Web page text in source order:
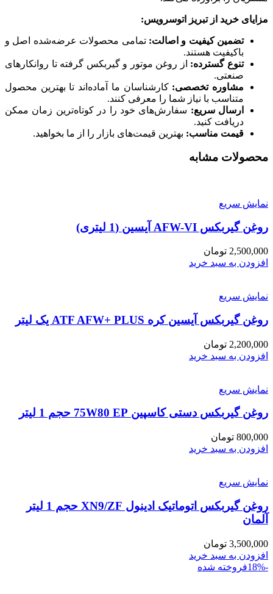
مزایای خرید از تبریز اتوسرویس:
تضمین کیفیت و اصالت: تمامی محصولات عرضه‌شده اصل و
باکیفیت هستند.
تنوع گسترده: از روغن موتور و گیربکس گرفته تا روانکارهای
صنعتی.
مشاوره تخصصی: کارشناسان ما آماده‌اند تا بهترین محصول
متناسب با نیاز شما را معرفی کنند.
ارسال سریع: سفارش‌های خود را در کوتاه‌ترین زمان ممکن
دریافت کنید.
قیمت مناسب: بهترین قیمت‌های بازار را از ما بخواهید.
محصولات مشابه
نمایش سریع
روغن گیربکس AFW-VI آیسین (1 لیتری)
2,500,000 تومان
افزودن به سبد خرید
نمایش سریع
روغن گیربکس آیسین کره ATF AFW+ PLUS یک لیتر
2,200,000 تومان
افزودن به سبد خرید
نمایش سریع
روغن گیربکس دستی کاسپین 75W80 EP حجم 1 لیتر
800,000 تومان
افزودن به سبد خرید
نمایش سریع
روغن گیربکس اتوماتیک ادینول XN9/ZF حجم 1 لیتر
آلمان
3,500,000 تومان
افزودن به سبد خرید
-18%
فروخته شده